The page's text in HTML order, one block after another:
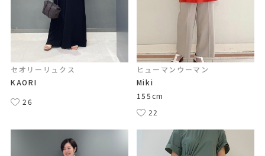
セオリーリュクス
KAORI
26
ヒューマンウーマン
Miki
155cm
22